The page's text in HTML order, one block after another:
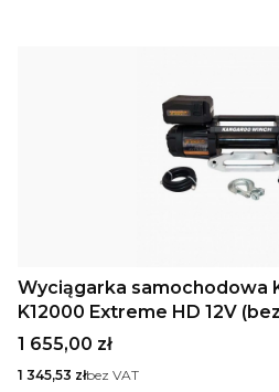
Wyciągarka samochodowa
K12000 Extreme HD 12V
Cena
1 655,00 zł
Cena
1 345,53 złbez VAT